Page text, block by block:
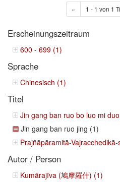
« 1 - 1 von 1
Erscheinungszeitraum
600 - 699 (1)
Sprache
Chinesisch (1)
Titel
Jin gang ban ruo bo luo mi
Jin gang ban ruo jing (1)
Prajñāpāramitā-
Autor / Person
Kumārajīva (鳩摩羅什) (1)